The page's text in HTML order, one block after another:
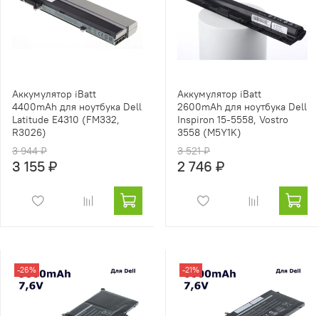
Аккумулятор iBatt
4400mAh для ноутбука Dell
Latitude E4310 (FM332,
R3026)
3 944 ₽
3 155 ₽
Аккумулятор iBatt
2600mAh для ноутбука Dell
Inspiron 15-5558, Vostro
3558 (M5Y1K)
3 521 ₽
2 746 ₽
-26% -21%